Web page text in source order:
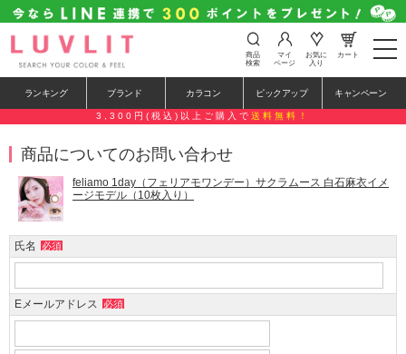
t
o
e
n
g
o
商品
検索
マイ
ページ
お気に
入り
カート
ランキング ブランド カラコン ピックアップ キャンペーン
3,300円(税込)以上ご購入で 送料無料！
商品についてのお問い合わせ
feliamo 1day（フェリアモワンデー）サクラムース 白石麻衣イメ
ージモデル（10枚入り）
氏名 必須
Eメールアドレス 必須